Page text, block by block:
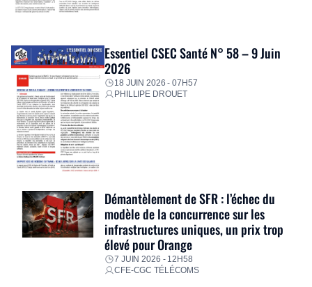
Essentiel CSEC Santé N° 58 – 9 Juin
2026
18 JUIN 2026 - 07H57
PHILLIPE DROUET
Démantèlement de SFR : l’échec du
modèle de la concurrence sur les
infrastructures uniques, un prix trop
élevé pour Orange
7 JUIN 2026 - 12H58
CFE-CGC TÉLÉCOMS